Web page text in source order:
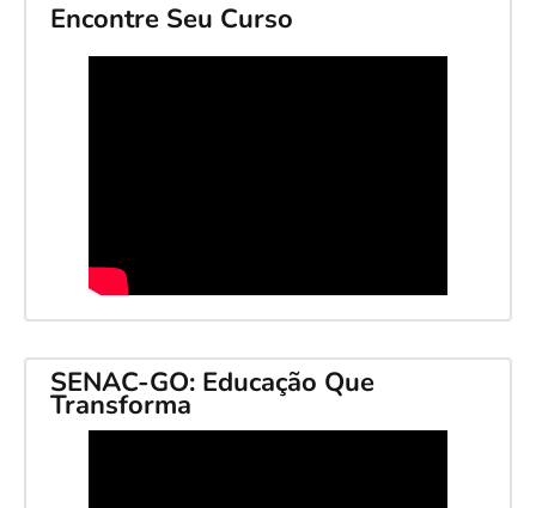
Encontre Seu Curso
SENAC-GO: Educação Que
Transforma